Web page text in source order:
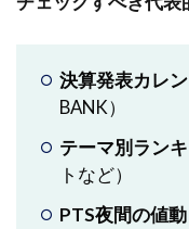
決算発表カレ
BANK）
テーマ別ラン
トなど）
PTS夜間の値動